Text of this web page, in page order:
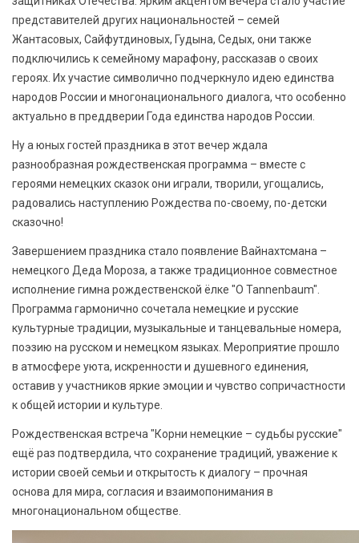
представителей других национальностей – семей
Жантасовых, Сайфутдиновых, Гудына, Седых, они также
подключились к семейному марафону, рассказав о своих
героях. Их участие символично подчеркнуло идею единства
народов России и многонационального диалога, что особенно
актуально в преддверии Года единства народов России.
Ну а юных гостей праздника в этот вечер ждала
разнообразная рождественская программа – вместе с
героями немецких сказок они играли, творили, угощались,
радовались наступлению Рождества по-своему, по-детски
сказочно!
Завершением праздника стало появление Вайнахтсмана –
немецкого Деда Мороза, а также традиционное совместное
исполнение гимна рождественской ёлке "O Tannenbaum".
Программа гармонично сочетала немецкие и русские
культурные традиции, музыкальные и танцевальные номера,
поэзию на русском и немецком языках. Мероприятие прошло
в атмосфере уюта, искренности и душевного единения,
оставив у участников яркие эмоции и чувство сопричастности
к общей истории и культуре.
Рождественская встреча "Корни немецкие – судьбы русские"
ещё раз подтвердила, что сохранение традиций, уважение к
истории своей семьи и открытость к диалогу – прочная
основа для мира, согласия и взаимопонимания в
многонациональном обществе.